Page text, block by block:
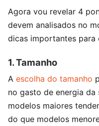
Agora vou revelar 4
devem analisados no
dicas importantes para
1. Tamanho
A escolha do tamanho
no gasto de energia da
modelos maiores
do que modelos